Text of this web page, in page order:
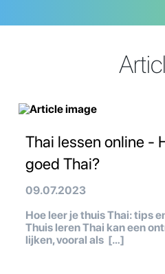
Thai lessen online -
goed Thai?
09.07.2023
Hoe leer je thuis Thai: tips
Thuis leren Thai kan een
lijken, vooral als […]